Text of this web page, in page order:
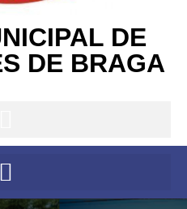
DE
DE BRAGA